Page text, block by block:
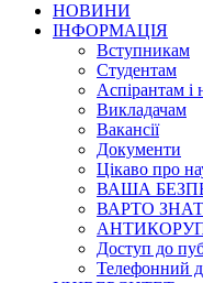
НОВИНИ
ІНФОРМАЦІЯ
Вступникам
Студентам
Аспірантам і
Викладачам
Вакансії
Документи
Цікаво про
ВАША
ВАРТО
Доступ до
Телефонний